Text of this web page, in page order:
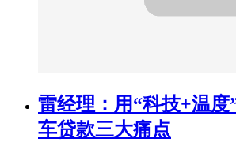
雷经理：用“科技+温度
车贷款三大痛点